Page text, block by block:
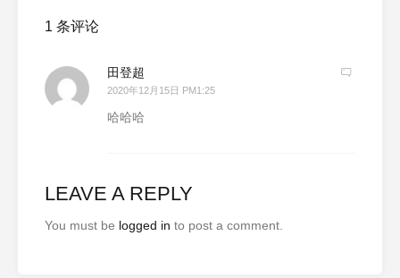
1 条评论
田登超
2020年12月15日 PM1:25
哈哈哈
LEAVE A REPLY
You must be logged in to post a comment.